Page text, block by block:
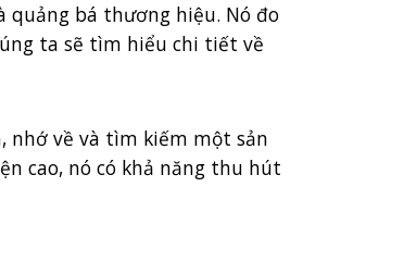
bá thương hiệu. Nó đo
ta sẽ tìm hiểu chi tiết về
nhớ về và tìm kiếm một sản
cao, nó có khả năng thu hút